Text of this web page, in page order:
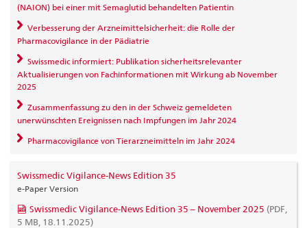
(NAION) bei einer mit Semaglutid behandelten Patientin
Verbesserung der Arzneimittelsicherheit: die Rolle der
Pharmacovigilance in der Pädiatrie​
Swissmedic informiert: Publikation sicherheitsrelevanter
Aktualisierungen von Fachinformationen mit Wirkung ab November
2025
Zusammenfassung zu den in der Schweiz gemeldeten
unerwünschten Ereignissen nach Impfungen im Jahr 2024
Pharmacovigilance von Tierarzneimitteln im Jahr 2024
Swissmedic Vigilance-News Edition 35
e-Paper Version
Swissmedic Vigilance-News Edition 35 – November 2025 (PDF,
5 MB, 18.11.2025)